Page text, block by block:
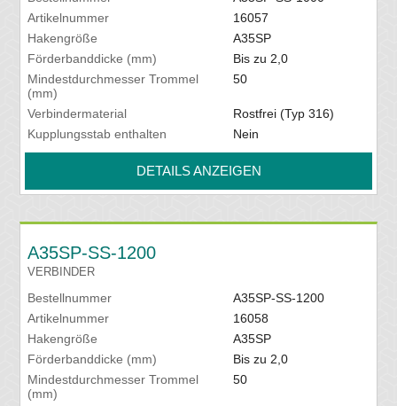
Artikelnummer
16057
Hakengröße
A35SP
Förderbanddicke (mm)
Bis zu 2,0
Mindestdurchmesser Trommel
(mm)
50
Verbindermaterial
Rostfrei (Typ 316)
Kupplungsstab enthalten
Nein
DETAILS ANZEIGEN
A35SP-SS-1200
VERBINDER
Bestellnummer
A35SP-SS-1200
Artikelnummer
16058
Hakengröße
A35SP
Förderbanddicke (mm)
Bis zu 2,0
Mindestdurchmesser Trommel
(mm)
50